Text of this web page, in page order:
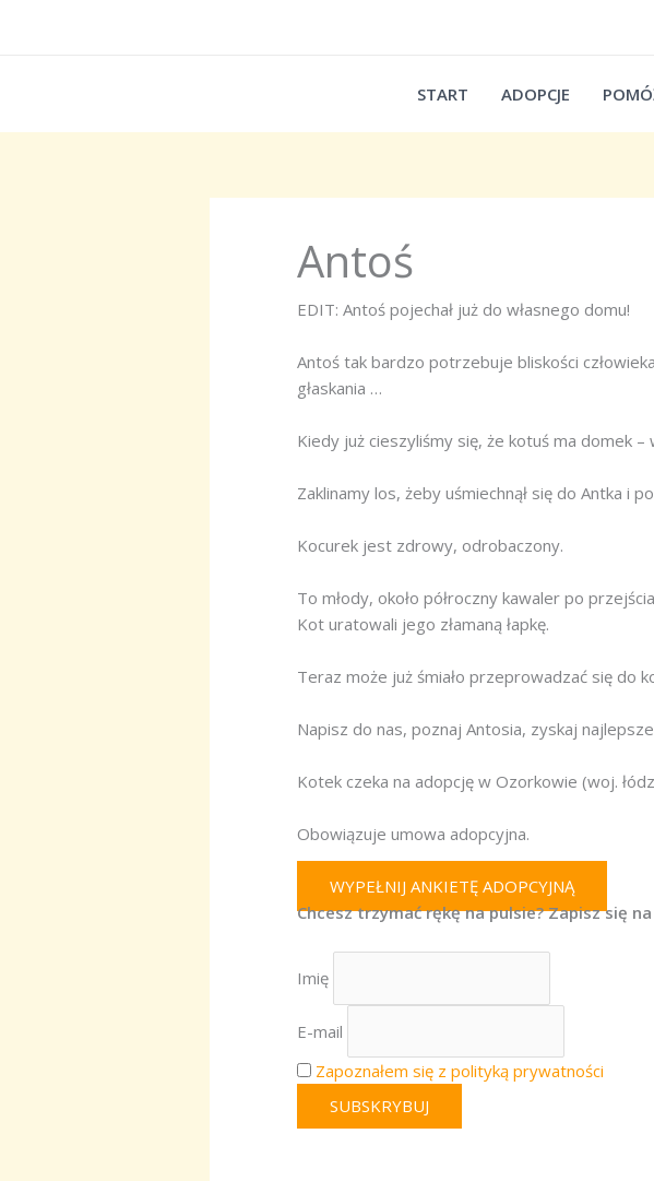
START
ADOPCJE
Antoś
EDIT: Antoś pojechał już do własnego domu!
Antoś tak bardzo potrzebuje bliskości
głaskania …
Kiedy już cieszyliśmy się, że kotuś ma domek –
Zaklinamy los, żeby uśmiechnął się do Antka i
Kocurek jest zdrowy, odrobaczony.
To młody, około półroczny kawaler po
Kot uratowali jego złamaną łapkę.
Teraz może już śmiało przeprowadzać się do
Napisz do nas, poznaj Antosia, zyskaj
Kotek czeka na adopcję w Ozorkowie (woj.
Obowiązuje umowa adopcyjna.
WYPEŁNIJ ANKIETĘ ADOPCYJNĄ
Chcesz trzymać rękę na pulsie? Zapisz się
Imię
E-mail
Zapoznałem się z polityką prywatności